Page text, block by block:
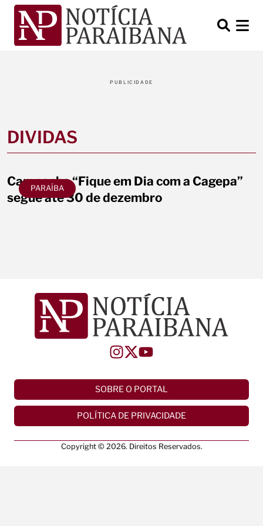
PUBLICIDADE
DIVIDAS
PARAÍBA
Campanha “Fique em Dia com a Cagepa”
segue até 30 de dezembro
SOBRE O PORTAL
POLÍTICA DE PRIVACIDADE
Copyright © 2026. Direitos Reservados.